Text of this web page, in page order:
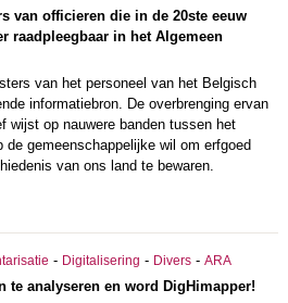
van officieren die in de 20ste eeuw
raadpleegbaar in het Algemeen
van het personeel van het Belgisch
informatiebron. De overbrenging ervan
wijst op nauwere banden tussen het
de gemeenschappelijke wil om erfgoed
van ons land te bewaren.
- Digitalisering - Divers- ARA
te analyseren en word DigHimapper!